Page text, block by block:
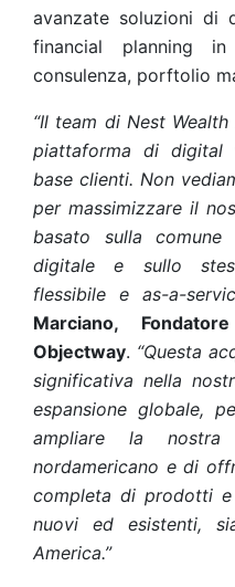
avanzate soluzioni di
financial planning
consulenza, porftolio
“Il team di Nest
piattaforma di digital
base clienti. Non
per massimizzare il
basato sulla comune
digitale e sullo
flessibile e as-a-
Marciano,
Objectway. “Questa
significativa nella
espansione globale,
ampliare la nostra
nordamericano e di
completa di prodotti
nuovi ed esistenti,
America.”